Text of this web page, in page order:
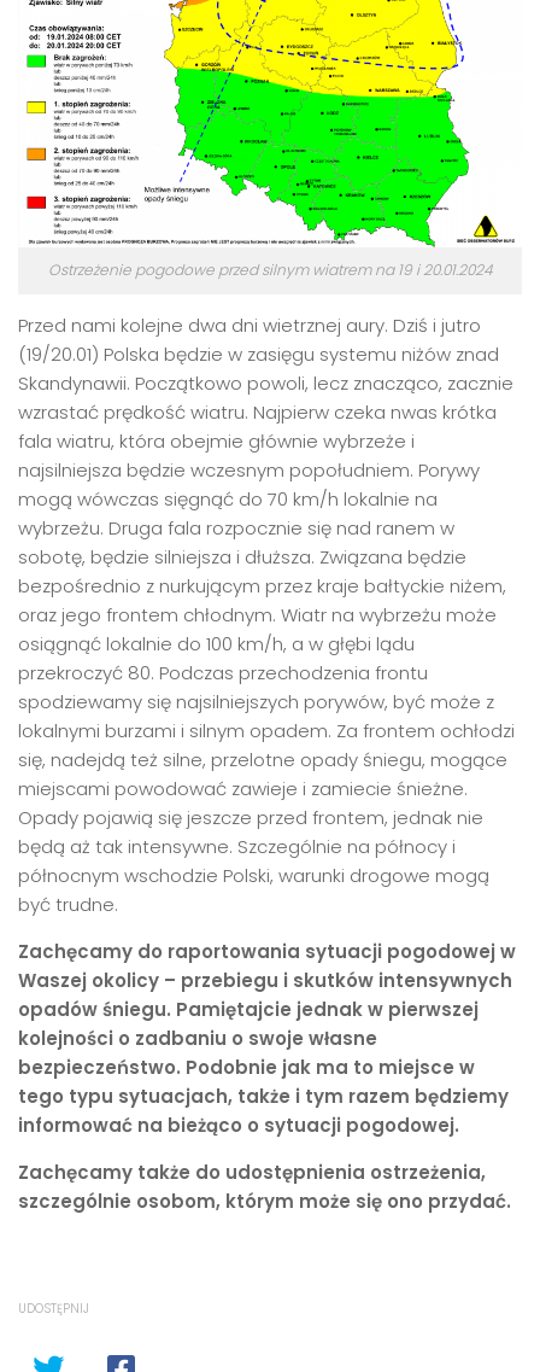
Ostrzeżenie pogodowe przed silnym wiatrem na 19 i 20.01.2024
Przed nami kolejne dwa dni wietrznej aury. Dziś i jutro
(19/20.01) Polska będzie w zasięgu systemu niżów znad
Skandynawii. Początkowo powoli, lecz znacząco, zacznie
wzrastać prędkość wiatru. Najpierw czeka nwas krótka
fala wiatru, która obejmie głównie wybrzeże i
najsilniejsza będzie wczesnym popołudniem. Porywy
mogą wówczas sięgnąć do 70 km/h lokalnie na
wybrzeżu. Druga fala rozpocznie się nad ranem w
sobotę, będzie silniejsza i dłuższa. Związana będzie
bezpośrednio z nurkującym przez kraje bałtyckie niżem,
oraz jego frontem chłodnym. Wiatr na wybrzeżu może
osiągnąć lokalnie do 100 km/h, a w głębi lądu
przekroczyć 80. Podczas przechodzenia frontu
spodziewamy się najsilniejszych porywów, być może z
lokalnymi burzami i silnym opadem. Za frontem ochłodzi
się, nadejdą też silne, przelotne opady śniegu, mogące
miejscami powodować zawieje i zamiecie śnieżne.
Opady pojawią się jeszcze przed frontem, jednak nie
będą aż tak intensywne. Szczególnie na północy i
północnym wschodzie Polski, warunki drogowe mogą
być trudne.
Zachęcamy do raportowania sytuacji pogodowej w
Waszej okolicy – przebiegu i skutków intensywnych
opadów śniegu. Pamiętajcie jednak w pierwszej
kolejności o zadbaniu o swoje własne
bezpieczeństwo. Podobnie jak ma to miejsce w
tego typu sytuacjach, także i tym razem będziemy
informować na bieżąco o sytuacji pogodowej.
Zachęcamy także do udostępnienia ostrzeżenia,
szczególnie osobom, którym może się ono przydać.
UDOSTĘPNIJ